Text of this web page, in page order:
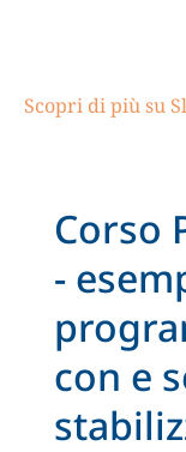
Scopri di più su
Corso
-
con e